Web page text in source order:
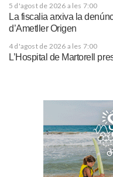
5 d'agost de 2026 a les 7:00
La fiscalia arxiva la
d’Ametller Origen
4 d'agost de 2026 a les 7:00
L’Hospital de Martorell